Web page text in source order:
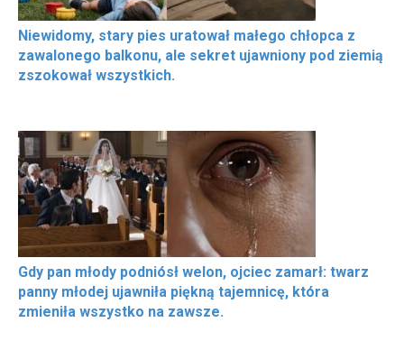
Niewidomy, stary pies uratował małego chłopca z
zawalonego balkonu, ale sekret ujawniony pod ziemią
zszokował wszystkich.
Gdy pan młody podniósł welon, ojciec zamarł: twarz
panny młodej ujawniła piękną tajemnicę, która
zmieniła wszystko na zawsze.